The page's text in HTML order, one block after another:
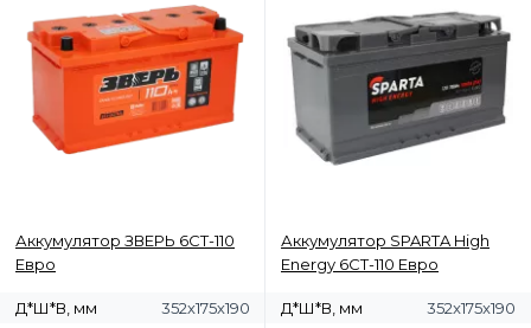
Аккумулятор ЗВЕРЬ 6СТ-110
Евро
Д*Ш*В, мм
352х175х190
Аккумулятор SPARTA High
Energy 6СТ-110 Евро
Д*Ш*В, мм
352x175x190